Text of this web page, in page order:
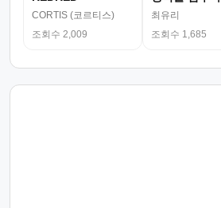
CORTIS (코르티스)
조회수 2,009
최유리
조회수 1,685